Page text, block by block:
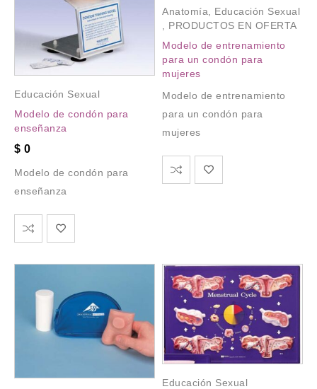
Educación Sexual
Modelo de condón para
enseñanza
$ 0
Modelo de condón para
enseñanza
Anatomía
Educación Sexual
PRODUCTOS EN OFERTA
Modelo de entrenamiento
para un condón para
mujeres
Modelo de entrenamiento
para un condón para
mujeres
Educación Sexual